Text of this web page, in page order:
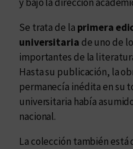
Se trata de la primera
universitaria de uno de
importantes de la
Hasta su publicación, la
permanecía inédita en su
universitaria había
nacional.
La colección también está